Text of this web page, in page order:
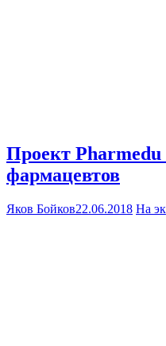
Проект Pharmedu
фармацевтов
Яков Бойков22.06.2018 На